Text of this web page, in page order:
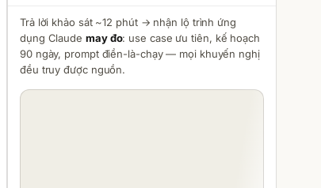
Trả lời khảo sát ~12 phút → nhận lộ trình ứng
dụng Claude may đo: use case ưu tiên, kế hoạch
90 ngày, prompt điền-là-chạy — mọi khuyến nghị
đều truy được nguồn.